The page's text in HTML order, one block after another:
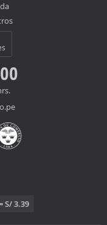
S/ 3.39